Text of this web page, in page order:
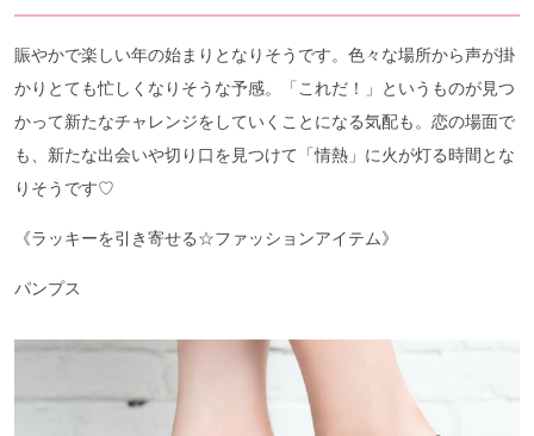
賑やかで楽しい年の始まりとなりそうです。色々な場所から声が掛
かりとても忙しくなりそうな予感。「これだ！」というものが見つ
かって新たなチャレンジをしていくことになる気配も。恋の場面で
も、新たな出会いや切り口を見つけて「情熱」に火が灯る時間とな
りそうです♡
《ラッキーを引き寄せる☆ファッションアイテム》
パンプス